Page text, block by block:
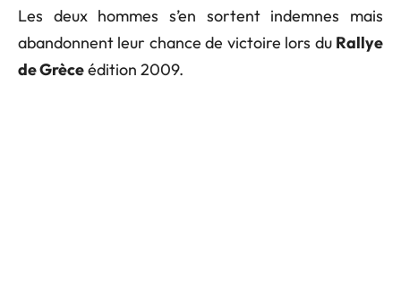
Les deux hommes s’en sortent indemnes mais
abandonnent leur chance de victoire lors du Rallye
de Grèceédition 2009.